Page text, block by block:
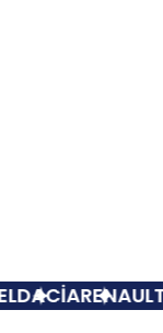
RENAULT